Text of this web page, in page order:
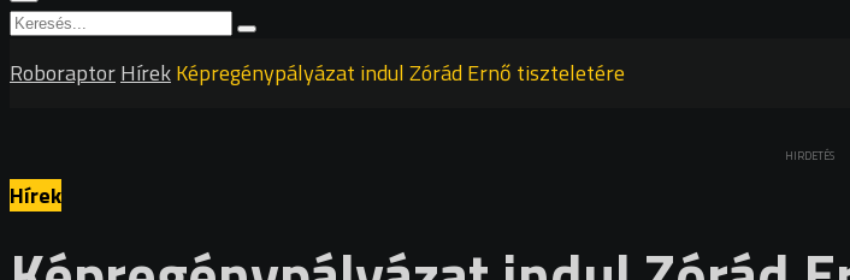
RoboraptorHírekKépregénypályázat indul Zórád Ernő tiszteletére
HIRDETÉS
Hírek